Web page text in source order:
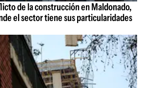
de la construcción en Maldonado,
el sector tiene sus particularidades